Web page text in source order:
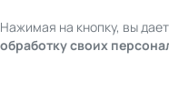
Нажимая на кнопку, вы
обработку своих